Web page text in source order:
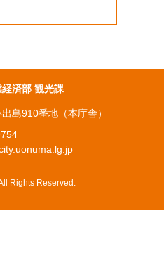
済部 観光課
島910番地（本庁舎）
Rights Reserved.